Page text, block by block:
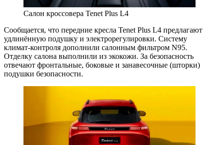
Салон кроссовера Tenet Plus L4
Сообщается, что передние кресла Tenet Plus L4 предлагают
удлинённую подушку и электрорегулировки. Систему
климат-контроля дополнили салонным фильтром N95.
Отделку салона выполнили из экокожи. За безопасность
отвечают фронтальные, боковые и занавесочные (шторки)
подушки безопасности.